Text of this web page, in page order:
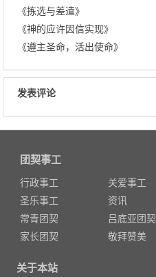
《拣选与差遣》
《神的应许因信实现》
《遵主圣命，活出使命》
发表评论
团契事工
行政事工 关爱事工
圣乐事工
资讯
常青团契
吕底亚团契
家长团契
敬拜赞美
关于本站